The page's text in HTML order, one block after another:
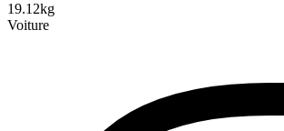
19.12kg
Voiture